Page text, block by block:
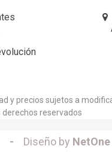
y precios sujetos a
derechos reservados
- Diseño by NetOne